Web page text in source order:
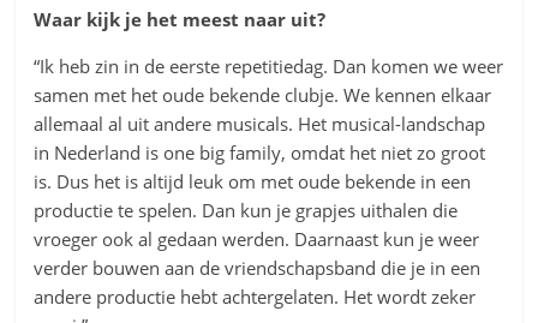
Waar kijk je het meest naar uit?
“Ik heb zin in de eerste repetitiedag. Dan komen we weer
samen met het oude bekende clubje. We kennen elkaar
allemaal al uit andere musicals. Het musical-landschap
in Nederland is one big family, omdat het niet zo groot
is. Dus het is altijd leuk om met oude bekende in een
productie te spelen. Dan kun je grapjes uithalen die
vroeger ook al gedaan werden. Daarnaast kun je weer
verder bouwen aan de vriendschapsband die je in een
andere productie hebt achtergelaten. Het wordt zeker